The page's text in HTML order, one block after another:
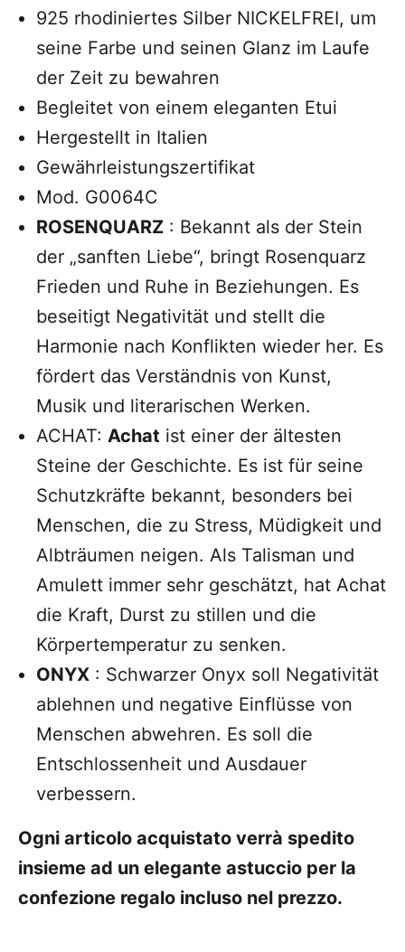
925 rhodiniertes Silber NICKELFREI, um
seine Farbe und seinen Glanz im Laufe
der Zeit zu bewahren
Begleitet von einem eleganten Etui
Hergestellt in Italien
Gewährleistungszertifikat
Mod. G0064C
ROSENQUARZ : Bekannt als der Stein
der „sanften Liebe“, bringt Rosenquarz
Frieden und Ruhe in Beziehungen. Es
beseitigt Negativität und stellt die
Harmonie nach Konflikten wieder her. Es
fördert das Verständnis von Kunst,
Musik und literarischen Werken.
ACHAT: Achat ist einer der ältesten
Steine der Geschichte. Es ist für seine
Schutzkräfte bekannt, besonders bei
Menschen, die zu Stress, Müdigkeit und
Albträumen neigen. Als Talisman und
Amulett immer sehr geschätzt, hat Achat
die Kraft, Durst zu stillen und die
Körpertemperatur zu senken.
ONYX : Schwarzer Onyx soll Negativität
ablehnen und negative Einflüsse von
Menschen abwehren. Es soll die
Entschlossenheit und Ausdauer
verbessern.
Ogni articolo acquistato verrà spedito
insieme ad un elegante astuccio per la
confezione regalo incluso nel prezzo.